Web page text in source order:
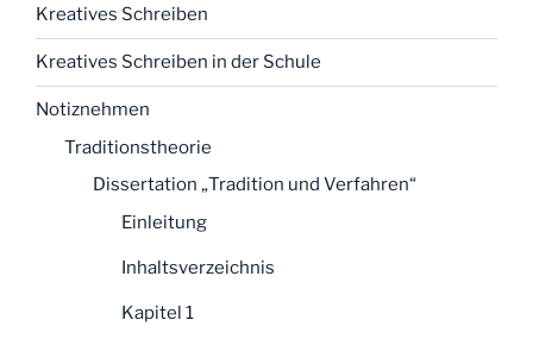
Kreatives Schreiben
Kreatives Schreiben in der Schule
Notiznehmen
Traditionstheorie
Dissertation „Tradition und Verfahren“
Einleitung
Inhaltsverzeichnis
Kapitel 1